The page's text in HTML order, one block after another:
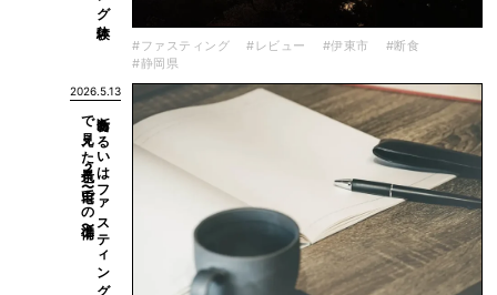
#ファスティング #レビュー #伊東市
#断食
#静岡県
2026.5.13
断食あ
る
い
は
フ
ァ
ス
テ
ィ
ン
グ
体験
で
見え
た
景色2
〜自宅で
の
準備〜